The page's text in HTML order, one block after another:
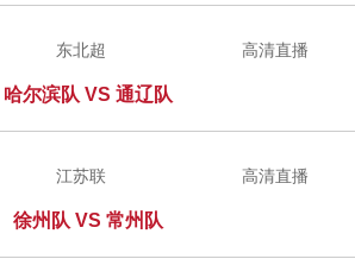
东北超
哈尔滨队 VS 通辽队
高清直播
江苏联
徐州队 VS 常州队
高清直播